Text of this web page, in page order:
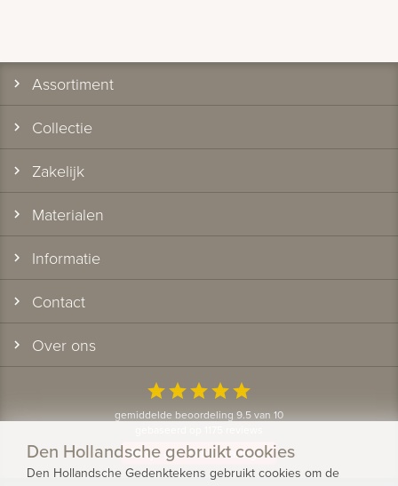
Assortiment
Collectie
Zakelijk
Materialen
Informatie
Contact
Over ons
starstarstarstarstar
gemiddelde beoordeling 9.5 van 10
Bekijk alle klantervaringen
Den Hollandsche gebruikt cookies
Den Hollandsche Gedenktekens gebruikt cookies om de